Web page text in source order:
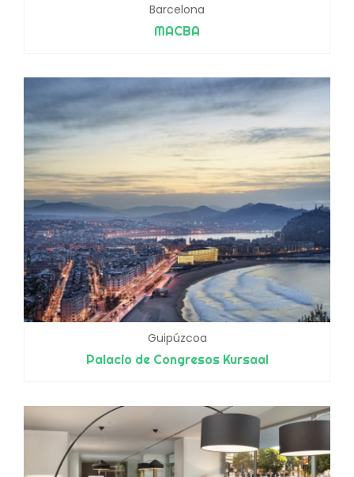
Barcelona
MACBA
Guipúzcoa
Palacio de Congresos Kursaal